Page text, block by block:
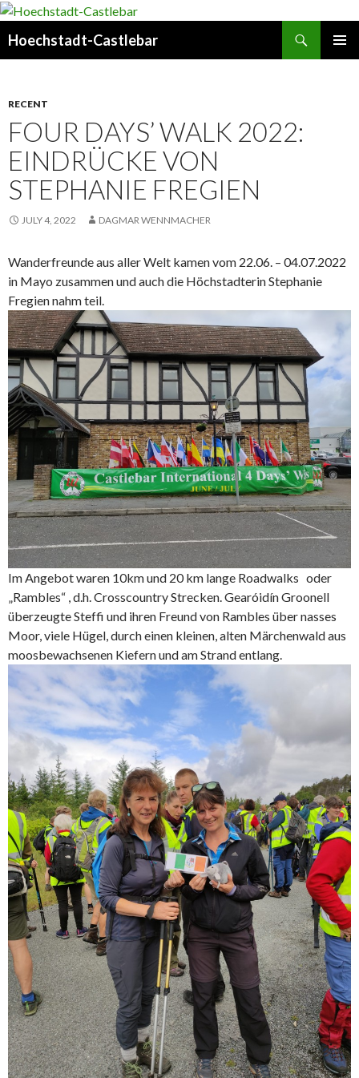
Hoechstadt-Castlebar
RECENT
FOUR DAYS’ WALK 2022:
EINDRÜCKE VON
STEPHANIE FREGIEN
JULY 4, 2022 DAGMAR WENNMACHER
Wanderfreunde aus aller Welt kamen vom 22.06. – 04.07.2022
in Mayo zusammen und auch die Höchstadterin Stephanie
Fregien nahm teil.
Im Angebot waren 10km und 20 km lange Roadwalks oder
„Rambles“ , d.h. Crosscountry Strecken. Gearóidín Groonell
überzeugte Steffi und ihren Freund von Rambles über nasses
Moor, viele Hügel, durch einen kleinen, alten Märchenwald aus
moosbewachsenen Kiefern und am Strand entlang.